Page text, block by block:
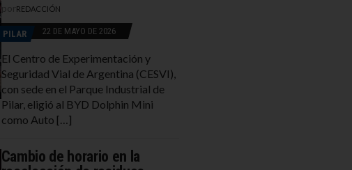
por REDACCIÓN
PILAR 22 DE MAYO DE 2026
El Centro de Experimentación y
Seguridad Vial de Argentina (CESVI),
con sede en el Parque Industrial de
Pilar, eligió al BYD Dolphin Mini
como Auto […]
Cambio de horario en la